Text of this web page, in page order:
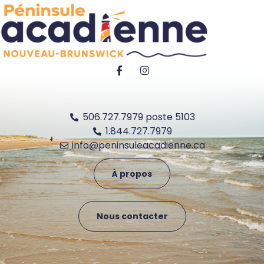
506.727.7979 poste 5103
1.844.727.7979
info@peninsuleacadienne.ca
À propos
Nous contacter